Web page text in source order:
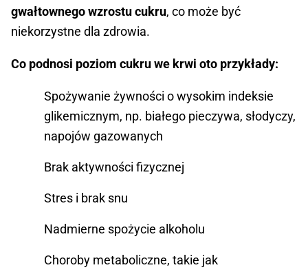
gwałtownego wzrostu cukru, co może być
niekorzystne dla zdrowia.
Co podnosi poziom cukru we krwi oto przykłady:
Spożywanie żywności o wysokim indeksie
glikemicznym, np. białego pieczywa, słodyczy,
napojów gazowanych
Brak aktywności fizycznej
Stres i brak snu
Nadmierne spożycie alkoholu
Choroby metaboliczne, takie jak